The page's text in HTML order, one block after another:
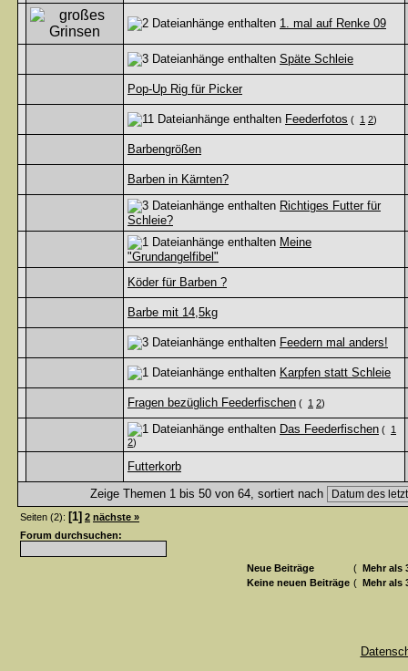
1. mal auf Renke 09
Späte Schleie
Pop-Up Rig für Picker
Feederfotos ( 1 2)
Barbengrößen
Barben in Kärnten?
Richtiges Futter für
Schleie?
Meine
"Grundangelfibel"
Köder für Barben ?
Barbe mit 14,5kg
Feedern mal anders!
Karpfen statt Schleie
Fragen bezüglich Feederfischen ( 1 2)
Das Feederfischen ( 1
2)
Futterkorb
Zeige Themen 1 bis 50 von 64, sortiert nach
Seiten (2): [1] 2 nächste »
Forum durchsuchen:
Neue Beiträge ( Mehr als
Keine neuen Beiträge ( Mehr als